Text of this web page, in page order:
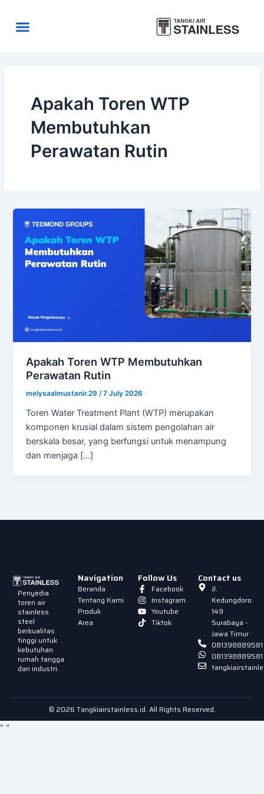
contentMenu
Apakah Toren WTP
Membutuhkan
Perawatan Rutin
Apakah Toren WTP Membutuhkan
Perawatan Rutin
melysaalmustanir.29/7 July 2026
Toren Water Treatment Plant (WTP) merupakan
komponen krusial dalam sistem pengolahan air
berskala besar, yang berfungsi untuk menampung
dan menjaga […]
Penyedia
toren air
stainless
steel
berkualitas
tinggi untuk
kebutuhan
rumah tangga
dan industri.
Navigation
Beranda
Tentang Kami
Produk
Area
Follow Us
Facebook
Instagram
Youtube
Tiktok
Contact us
Jl.
Kedungdoro
149
Surabaya -
Jawa Timur
081398889581
081398889581
© 2026 Tangkiairstainless.id. All Rights Reserved.
" "